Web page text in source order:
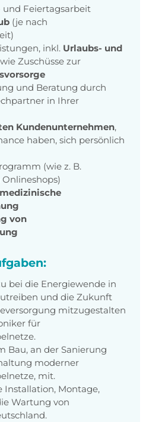
und Feiertagsarbeit
(je nach
inkl. Urlaubs- und
Zuschüsse zur
und Beratung durch
in Ihrer
Kundenunternehmen,
haben, sich persönlich
(wie z. B.
von
bei die Energiewende in
und die Zukunft
mitzugestalten
für
Bau, an der Sanierung
moderner
mit.
Installation, Montage,
Wartung von